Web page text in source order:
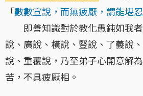
「數數宣說，而無疲厭，謂能堪
即善知識對於教化愚鈍如我者
說、廣說、橫說、豎說、了義說
說、重覆說，乃至弟子心開意解
苦，不具疲厭相。